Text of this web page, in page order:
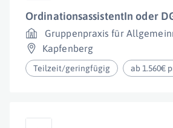
OrdinationsassistentIn oder
Gruppenpraxis für
Kapfenberg
Teilzeit/geringfügig ab 1.560€